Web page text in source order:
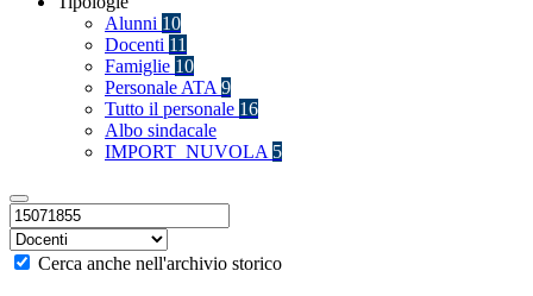
Alunni 10
Docenti 11
Famiglie 10
Personale ATA 9
Tutto il personale 16
Albo sindacale
IMPORT_NUVOLA 5
Cerca anche nell'archivio storico